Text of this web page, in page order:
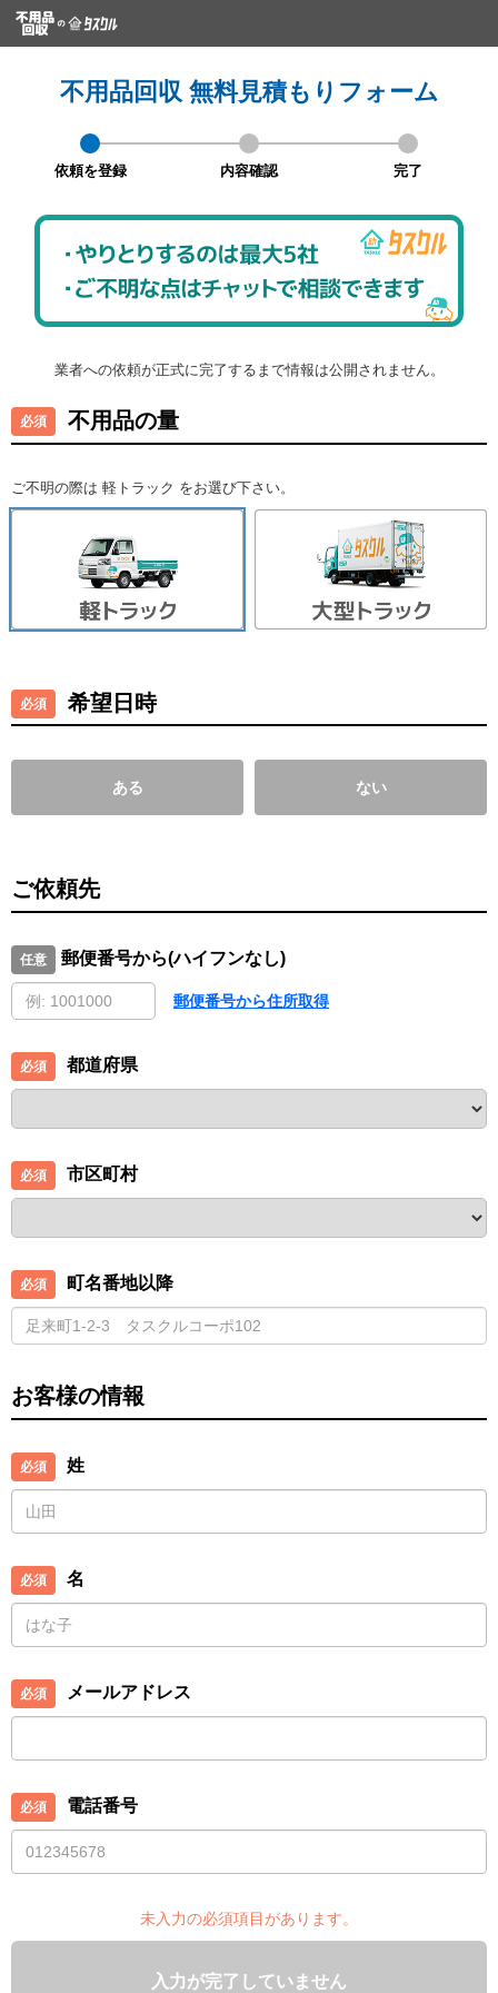
不用品回収 無料見積もりフォーム
依頼を登録 内容確認 完了
業者への依頼が正式に完了するまで情報は公開されません。
不用品の量
ご不明の際は 軽トラック をお選び下さい。
希望日時
ある ない
ご依頼先
郵便番号から(ハイフンなし)
郵便番号から住所取得
都道府県
市区町村
町名番地以降
お客様の情報
姓
名
メールアドレス
電話番号
未入力の必須項目があります。